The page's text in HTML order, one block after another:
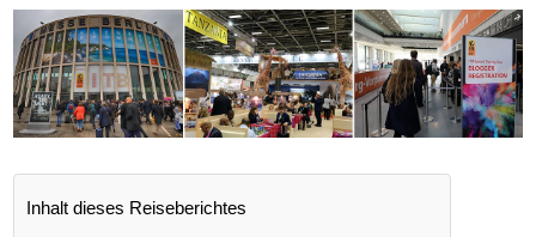
Inhalt dieses Reiseberichtes